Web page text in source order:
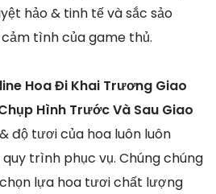
hảo & tinh tế và sắc sảo
tình của game thủ.
Hoa Đi Khai Trương Giao
Hình Trước Và Sau Giao
độ tươi của hoa luôn luôn
trình phục vụ. Chúng chúng
lựa hoa tươi chất lượng